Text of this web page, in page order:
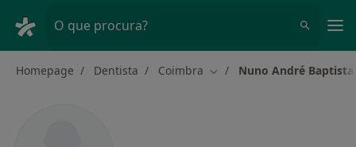
O que procura?
Homepage Dentista Coimbra Mudar de cidade
Nuno André Baptista